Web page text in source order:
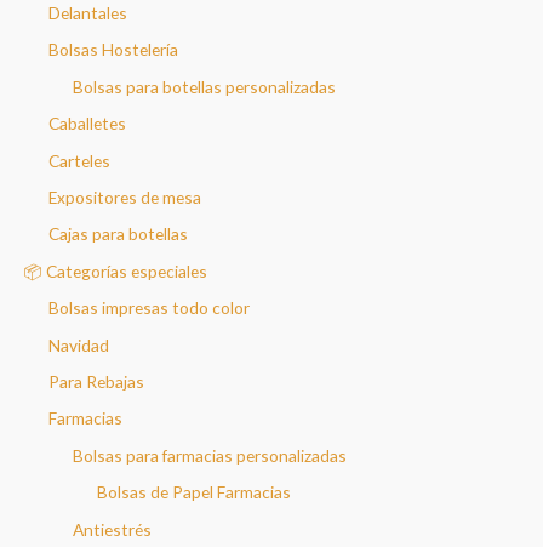
Delantales
Bolsas Hostelería
Bolsas para botellas personalizadas
Caballetes
Carteles
Expositores de mesa
Cajas para botellas
📦 Categorías especiales
Bolsas impresas todo color
Navidad
Para Rebajas
Farmacias
Bolsas para farmacias personalizadas
Bolsas de Papel Farmacias
Antiestrés